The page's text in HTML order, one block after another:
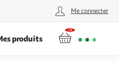
Me connecter
produits